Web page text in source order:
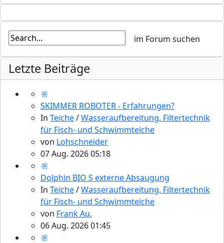
Letzte Beiträge
SKIMMER ROBOTER - Erfahrungen?
In Teiche/Wasseraufbereitung, Filtertechnik
für Fisch- und Schwimmteiche
von Lohschneider
07 Aug. 2026 05:18
Dolphin BIO S externe Absaugung
In Teiche/Wasseraufbereitung, Filtertechnik
für Fisch- und Schwimmteiche
von Frank Au.
06 Aug. 2026 01:45